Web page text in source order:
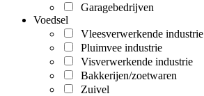
Garagebedrijven
Voedsel
Vleesverwerkende industrie
Pluimvee industrie
Visverwerkende industrie
Bakkerijen/zoetwaren
Zuivel